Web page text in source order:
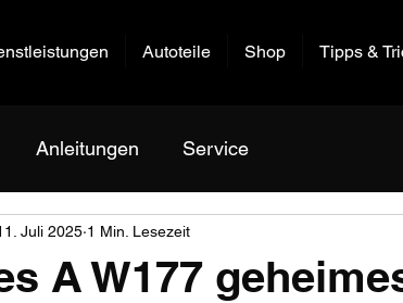
Autoteile Shop Tipps &
Anleitungen Service
A W177
Juli 2025 1 Min. Lesezeit